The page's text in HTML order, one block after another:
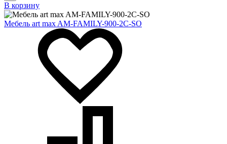
В корзину
Мебель art max AM-FAMILY-900-2C-SO